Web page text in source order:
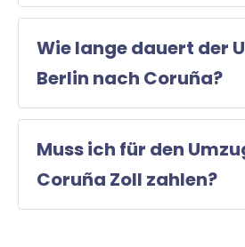
Wie lange dauert der
Berlin nach Coruña?
Muss ich für den
Coruña Zoll zahlen?